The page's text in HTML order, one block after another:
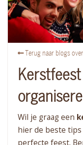
Terug naar blogs
Kerstfeest
Wil je graag een
hier de beste
perfecte feest.